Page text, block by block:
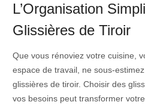
L’Organisation
Glissières de Tiroir
Que vous rénoviez votre cuisine,
espace de travail, ne sous-
glissières de tiroir. Choisir des
vos besoins peut transformer